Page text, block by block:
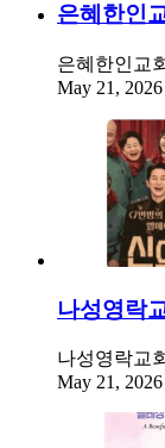
은혜한인
은혜한인교
May 21,
나성영락
나성영락교
May 21,